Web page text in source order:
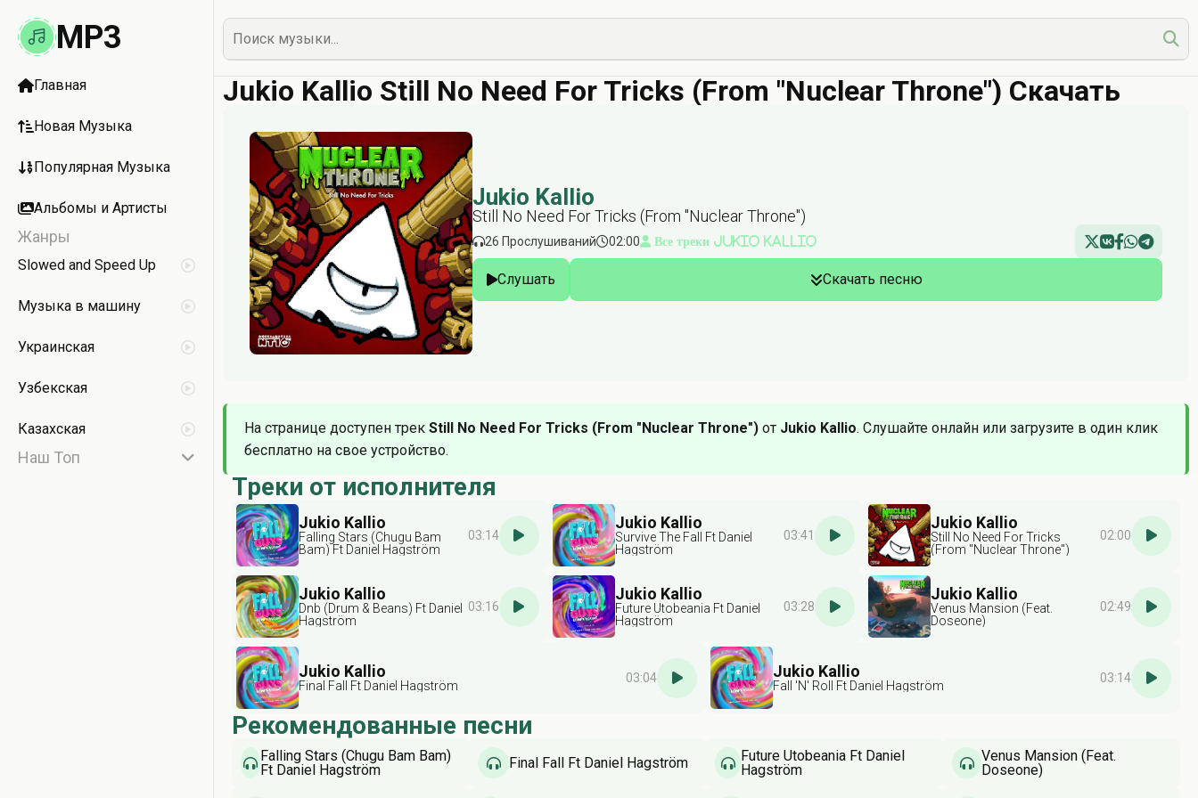
MP3
Главная
Новая Музыка
Популярная Музыка
Альбомы и Артисты
Жанры
Slowed and Speed Up
Музыка в машину
Украинская
Узбекская
Казахская
Наш Топ
Jukio Kallio Still No Need For Tricks (From "Nuclear Throne") Скачать
Jukio Kallio
Still No Need For Tricks (From "Nuclear Throne")
26 Прослушиваний 02:00 Все треки Jukio Kallio
Слушать Скачать песню
На странице доступен трек Still No Need For Tricks (From "Nuclear Throne") от Jukio Kallio. Слушайте онлайн или загрузите в один клик
бесплатно на свое устройство.
Треки от исполнителя
Jukio Kallio
Falling Stars (Chugu Bam
Bam) Ft Daniel Hagström
03:14
Jukio Kallio
Survive The Fall Ft Daniel
Hagström
03:41
Jukio Kallio
Still No Need For Tricks
(From "Nuclear Throne")
02:00
Jukio Kallio
Dnb (Drum & Beans) Ft Daniel
Hagström
03:16
Jukio Kallio
Future Utobeania Ft Daniel
Hagström
03:28
Jukio Kallio
Venus Mansion (Feat.
Doseone)
02:49
Jukio Kallio
Final Fall Ft Daniel Hagström
03:04 Jukio Kallio
Fall 'N' Roll Ft Daniel Hagström
03:14
Рекомендованные песни
Falling Stars (Chugu Bam Bam)
Ft Daniel Hagström
Final Fall Ft Daniel Hagström
Future Utobeania Ft Daniel
Hagström
Venus Mansion (Feat.
Doseone)